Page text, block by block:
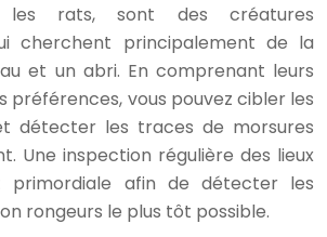
rats, sont des créatures
cherchent principalement de la
et un abri. En comprenant leurs
préférences, vous pouvez cibler les
détecter les traces de morsures
Une inspection régulière des lieux
primordiale afin de détecter les
rongeurs le plus tôt possible.